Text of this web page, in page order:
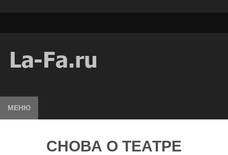
МЕНЮ
СНОВА О ТЕАТРЕ